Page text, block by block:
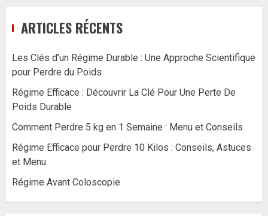
ARTICLES RÉCENTS
Les Clés d’un Régime Durable : Une Approche Scientifique
pour Perdre du Poids
Régime Efficace : Découvrir La Clé Pour Une Perte De
Poids Durable
Comment Perdre 5 kg en 1 Semaine : Menu et Conseils
Régime Efficace pour Perdre 10 Kilos : Conseils, Astuces
et Menu
Régime Avant Coloscopie